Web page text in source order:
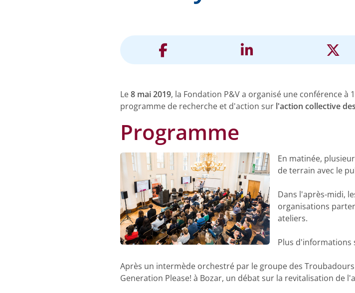
Le8 mai 2019, la Fondation P&V a organisé une conférence à
programme de recherche et d'action sur l'action collective
Programme
En matinée,
de terrain avec le
Dans l'après-midi,
organisations
ateliers.
Plus d'informations
Après un intermède orchestré par le groupe des
Generation Please! à Bozar, un débat sur la revitalisation de